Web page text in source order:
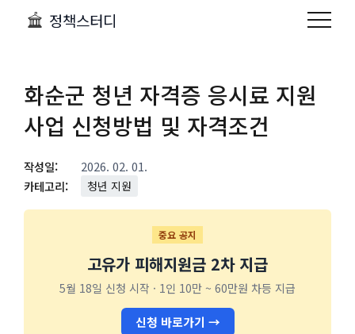
정책스터디
화순군 청년 자격증 응시료 지원
사업 신청방법 및 자격조건
작성일:
2026. 02. 01.
카테고리:
청년 지원
중요 공지
고유가 피해지원금 2차 지급
5월 18일 신청 시작 · 1인 10만 ~ 60만원 차등 지급
신청 바로가기 →